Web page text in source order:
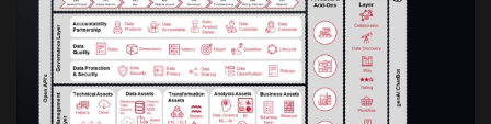
Artikel:Data Mesh Ökosysteme: Die
Transformation zur Data Inspired Human
Culture